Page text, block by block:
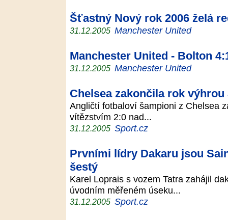
Šťastný Nový rok 2006 želá
31.12.2005 Manchester United
Manchester United - Bolton
31.12.2005 Manchester United
Chelsea zakončila rok
Angličtí fotbaloví šampioni z Chelsea
vítězstvím 2:0 nad...
31.12.2005 Sport.cz
Prvními lídry Dakaru jsou
šestý
Karel Loprais s vozem Tatra zahájil
úvodním měřeném úseku...
31.12.2005 Sport.cz